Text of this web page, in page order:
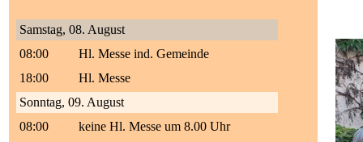
Samstag, 08. August
08:00
Hl. Messe ind. Gemeinde
18:00
Hl. Messe
Sonntag, 09. August
08:00
keine Hl. Messe um 8.00 Uhr